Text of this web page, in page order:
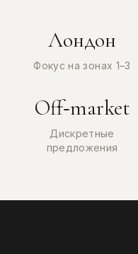
Лондон
Фокус на зонах 1–3
Off‑market
Дискретные
предложения